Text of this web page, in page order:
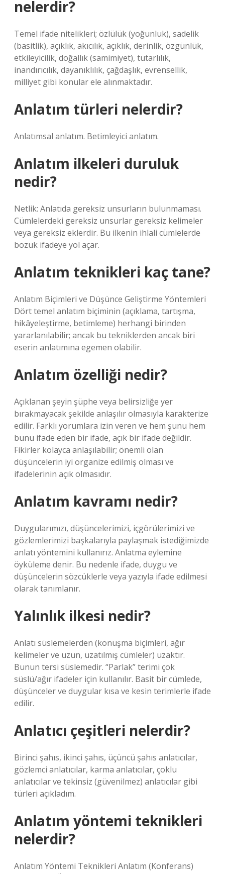
nelerdir?
Temel ifade nitelikleri; özlülük (yoğunluk), sadelik
(basitlik), açıklık, akıcılık, açıklık, derinlik, özgünlük,
etkileyicilik, doğallık (samimiyet), tutarlılık,
inandırıcılık, dayanıklılık, çağdaşlık, evrensellik,
milliyet gibi konular ele alınmaktadır.
Anlatım türleri nelerdir?
Anlatımsal anlatım. Betimleyici anlatım.
Anlatım ilkeleri duruluk
nedir?
Netlik: Anlatıda gereksiz unsurların bulunmaması.
Cümlelerdeki gereksiz unsurlar gereksiz kelimeler
veya gereksiz eklerdir. Bu ilkenin ihlali cümlelerde
bozuk ifadeye yol açar.
Anlatım teknikleri kaç tane?
Anlatım Biçimleri ve Düşünce Geliştirme Yöntemleri
Dört temel anlatım biçiminin (açıklama, tartışma,
hikâyeleştirme, betimleme) herhangi birinden
yararlanılabilir; ancak bu tekniklerden ancak biri
eserin anlatımına egemen olabilir.
Anlatım özelliği nedir?
Açıklanan şeyin şüphe veya belirsizliğe yer
bırakmayacak şekilde anlaşılır olmasıyla karakterize
edilir. Farklı yorumlara izin veren ve hem şunu hem
bunu ifade eden bir ifade, açık bir ifade değildir.
Fikirler kolayca anlaşılabilir; önemli olan
düşüncelerin iyi organize edilmiş olması ve
ifadelerinin açık olmasıdır.
Anlatım kavramı nedir?
Duygularımızı, düşüncelerimizi, içgörülerimizi ve
gözlemlerimizi başkalarıyla paylaşmak istediğimizde
anlatı yöntemini kullanırız. Anlatma eylemine
öyküleme denir. Bu nedenle ifade, duygu ve
düşüncelerin sözcüklerle veya yazıyla ifade edilmesi
olarak tanımlanır.
Yalınlık ilkesi nedir?
Anlatı süslemelerden (konuşma biçimleri, ağır
kelimeler ve uzun, uzatılmış cümleler) uzaktır.
Bunun tersi süslemedir. “Parlak” terimi çok
süslü/ağır ifadeler için kullanılır. Basit bir cümlede,
düşünceler ve duygular kısa ve kesin terimlerle ifade
edilir.
Anlatıcı çeşitleri nelerdir?
Birinci şahıs, ikinci şahıs, üçüncü şahıs anlatıcılar,
gözlemci anlatıcılar, karma anlatıcılar, çoklu
anlatıcılar ve tekinsiz (güvenilmez) anlatıcılar gibi
türleri açıkladım.
Anlatım yöntemi teknikleri
nelerdir?
Anlatım Yöntemi Teknikleri Anlatım (Konferans)